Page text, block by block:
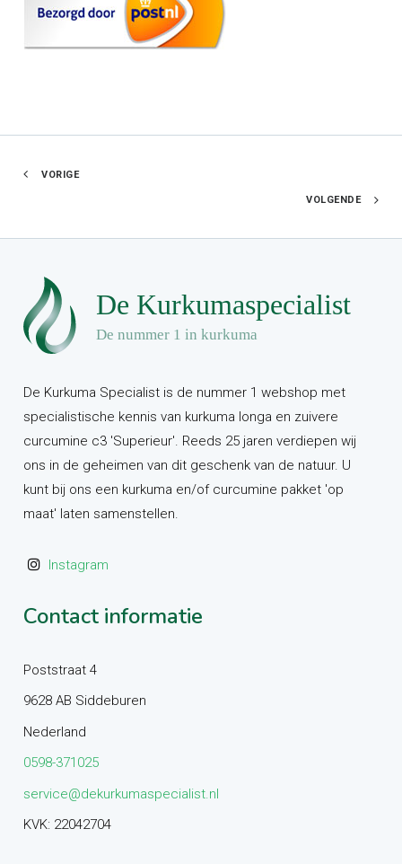
VORIGE
VOLGENDE
De Kurkuma Specialist is de nummer 1 webshop met
specialistische kennis van kurkuma longa en zuivere
curcumine c3 'Superieur'. Reeds 25 jaren verdiepen wij
ons in de geheimen van dit geschenk van de natuur. U
kunt bij ons een kurkuma en/of curcumine pakket 'op
maat' laten samenstellen.
Instagram
Contact informatie
Poststraat 4
9628 AB Siddeburen
Nederland
0598-371025
service@dekurkumaspecialist.nl
KVK: 22042704